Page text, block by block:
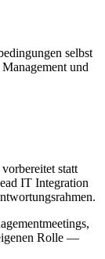
selbst
und
statt
IT Integration
Rolle —